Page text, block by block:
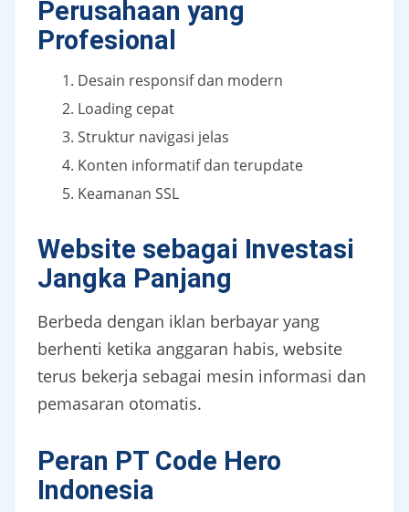
Perusahaan yang
Profesional
Desain responsif dan modern
Loading cepat
Struktur navigasi jelas
Konten informatif dan terupdate
Keamanan SSL
Website sebagai Investasi
Jangka Panjang
Berbeda dengan iklan berbayar yang
berhenti ketika anggaran habis, website
terus bekerja sebagai mesin informasi dan
pemasaran otomatis.
Peran PT Code Hero
Indonesia